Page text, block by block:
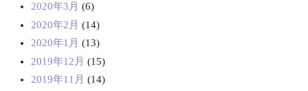
2020年3月 (6)
2020年2月 (14)
2020年1月 (13)
2019年12月 (15)
2019年11月 (14)